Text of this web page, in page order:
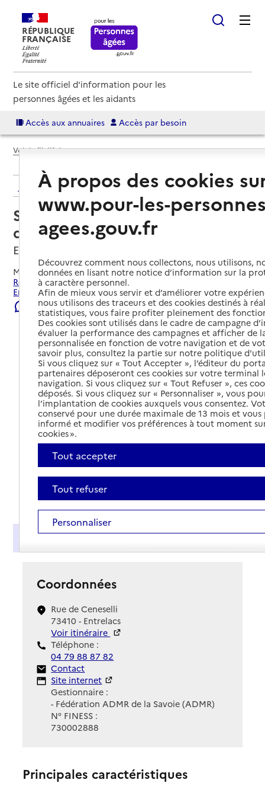
RÉPUBLIQUE
FRANÇAISE
Le site officiel d'information pour les
personnes âgées et les aidants
Accès aux annuaires Accès par besoin
Voir le fil d’Ariane
Retour aux résultats de l'annuaire
Service de soins infirmiers à
domicile – SSIAD ADMR d'Albens
Entrelacs, SAVOIE
Mis à jour le09/08/2026
Rechercher les établissements et services autour de
Entrelacs.
Signaler une erreur
Coordonnées
Rue de Ceneselli
73410 - Entrelacs
Voir itinéraire
Téléphone :
04 79 88 87 82
Contact
Contact
Site Internet
Site internet
Gestionnaire :
- Fédération ADMR de la Savoie (ADMR)
N° FINESS :
730002888
Principales caractéristiques
À propos des cookies
www.pour-les-
agees.gouv.fr
Découvrez comment nous collectons, nous utilisons,
données en lisant notre notice d’information sur la
à caractère personnel.
Afin de mieux vous servir et d’améliorer votre
nous utilisons des traceurs et des cookies destinés à
statistiques, vous faire profiter pleinement des
Des cookies sont utilisés dans le cadre de campagne
évaluer la performance des campagnes et afficher de
personnalisée en fonction de votre navigation et de
savoir plus, consultez la partie sur notre politique
Si vous cliquez sur « Tout Accepter », l’éditeur du
partenaires déposeront ces cookies sur votre terminal
navigation. Si vous cliquez sur « Tout Refuser », ces
déposés. Si vous cliquez sur « Personnaliser », vous
l’implantation de cookies auxquels vous consentez.
conservé pour une durée maximale de 13 mois et
informé et modifier vos préférences à tout moment
cookies ».
Tout accepter
Tout refuser
Personnaliser